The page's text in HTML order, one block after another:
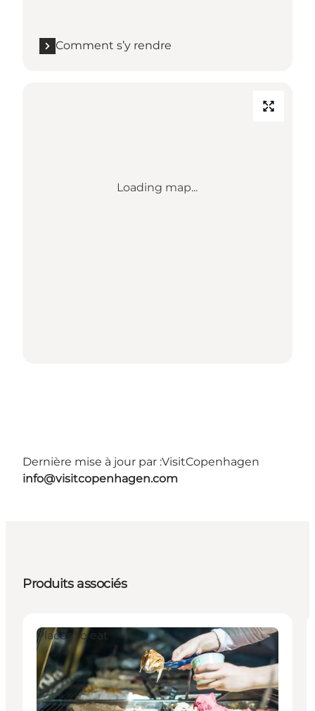
Comment s’y rendre
Loading map...
Dernière mise à jour par :VisitCopenhagen
info@visitcopenhagen.com
Produits associés
Places to eat